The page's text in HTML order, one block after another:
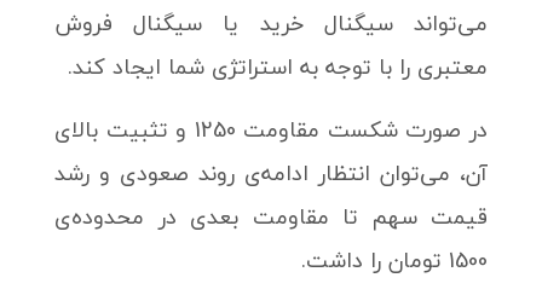
می‌تواند سیگنال خرید یا سیگنال فروش
معتبری را با توجه به استراتژی شما ایجاد کند.
در صورت شکست مقاومت 1250 و تثبیت بالای
آن، می‌توان انتظار ادامه‌ی روند صعودی و رشد
قیمت سهم تا مقاومت بعدی در محدوده‌ی
1500 تومان را داشت.